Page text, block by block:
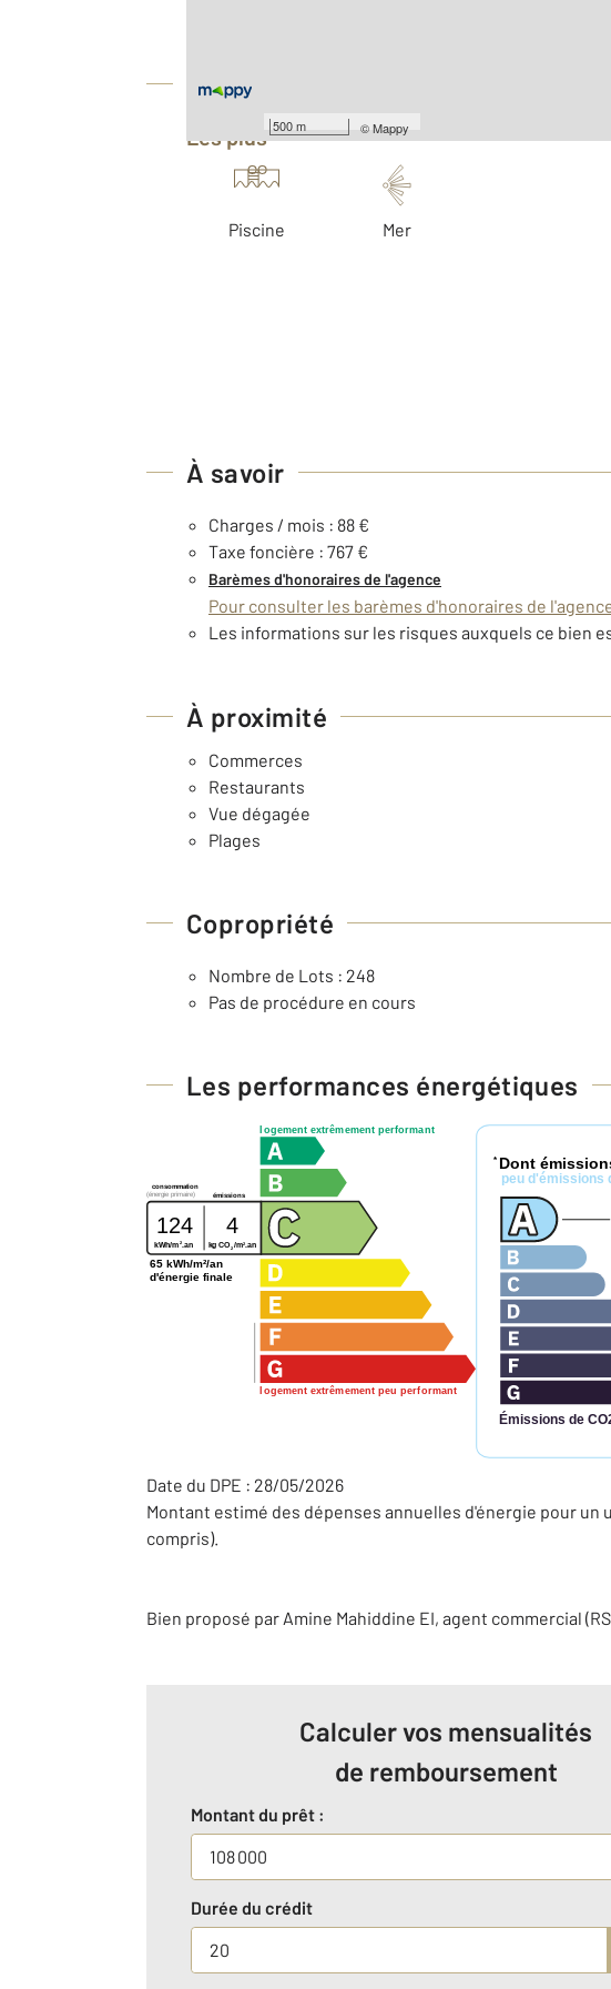
500 m ©Mappy
Équipements
Les plus
Piscine Mer
À savoir
Charges / mois : 88 €
Taxe foncière : 767 €
Barèmes d'honoraires de l'agence
Pour consulter les barèmes d'honoraires de
Les informations sur les risques auxquels ce bien
À proximité
Commerces
Restaurants
Vue dégagée
Plages
Copropriété
Nombre de Lots : 248
Pas de procédure en cours
Les performances énergétiques
logement extrêmement performant
logement extrêmement peu performant
consommation
émissions
(énergie primaire)
124 4
kWh/m 2 .an kg CO2/m2 .an
65 kWh/m²/an
d'énergie finale
* Dont
peu d'émissions
Émissions de
Date du DPE : 28/05/2026
Montant estimé des dépenses annuelles d'énergie pour un
compris).
Bien proposé par Amine Mahiddine EI, agent commercial
Calculer vos mensualités
de remboursement
Montant du prêt :
Durée du crédit